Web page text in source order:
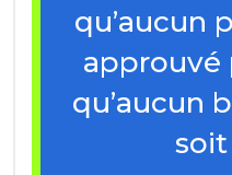
qu’aucun
approuvé
qu’aucun